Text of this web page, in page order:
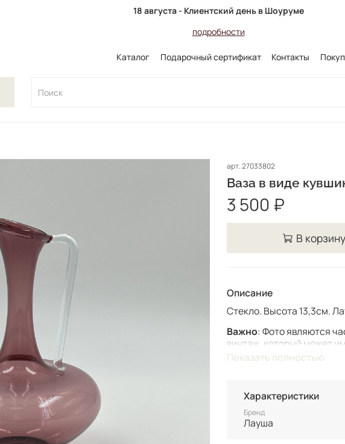
18 августа - Клиентский день в Шоуруме
подробности
Каталог Подарочный сертификат Контакты
арт.27033802
Ваза в виде
3 500 ₽
В корзину
Описание
Стекло. Высота 13,3см.
Важно: Фото являются
винтаж, который может
Винтаж не подлежит
Все товары
после 100% оплаты.
Неоплаченные заказы
Показать полностью
Характеристики
Бренд
Лауша